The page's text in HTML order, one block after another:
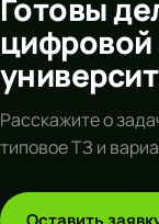
цифровой
Расскажите о
типовое ТЗ и